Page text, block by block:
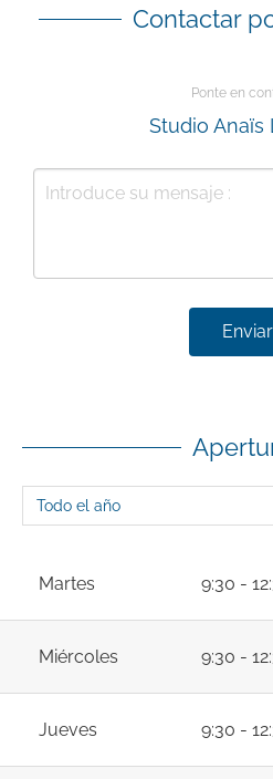
Contactar
Ponte en
Studio Anaïs
Enviar
Martes 9:30 -
Miércoles 9:30 -
Jueves 9:30 -